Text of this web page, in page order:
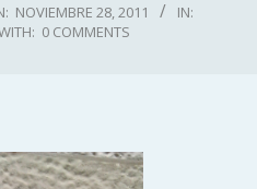
NOVIEMBRE 28, 2011
IN:
0 COMMENTS